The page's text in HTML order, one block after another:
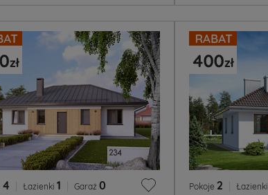
4 Łazienki 1 Garaż 0 Pokoje 2 Łazienki